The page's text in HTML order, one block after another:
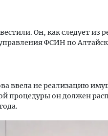
Он, как следует из
ФСИН по
ввела не реализацию
процедуры он должен